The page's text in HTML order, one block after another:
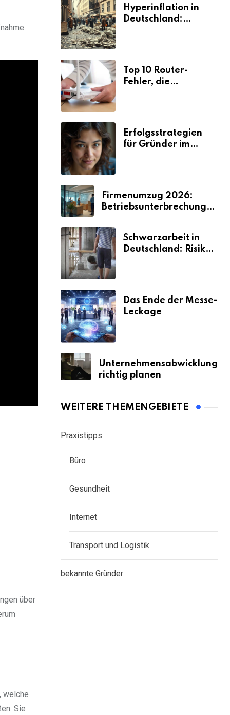
über
welche
Sie
Hyperinflation in
Deutschland:
Top 10 Router-
Fehler, die
Erfolgsstrategien
für Gründer im
Firmenumzug 2026:
Betriebsunterbrechungen
Schwarzarbeit in
Deutschland: Risiken
Das Ende der Messe-
Leckage
Unternehmensabwicklung
richtig planen
WEITERE THEMENGEBIETE
Praxistipps
Büro
Gesundheit
Internet
Transport und Logistik
bekannte Gründer